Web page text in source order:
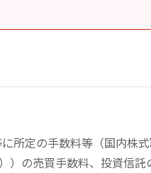
所定の手数料等（国内株
）の売買手数料、投資信